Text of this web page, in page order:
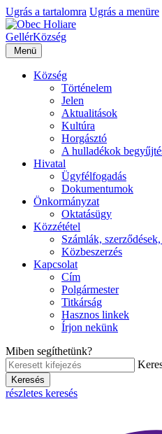
Ugrás a tartalomra Ugrás a menüre
GellérKözség
Menü
Község
Történelem
Jelen
Aktualitások
Kultúra
Horgásztó
A hulladékok
Hivatal
Ügyfélfogadás
Dokumentumok
Önkormányzat
Oktatásügy
Közzététel
Számlák,
Közbeszerzés
Kapcsolat
Cím
Polgármester
Titkárság
Hasznos linkek
Írjon nekünk
Miben segíthetünk?
Keresés
részletes keresés